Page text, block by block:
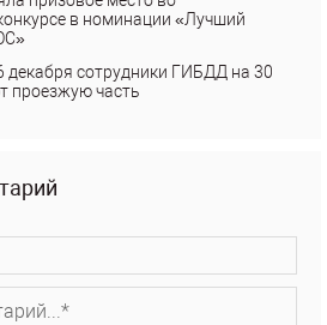
в номинации «Лучший
декабря сотрудники ГИБДД на 30
проезжую часть